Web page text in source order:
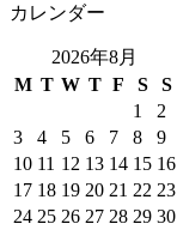
カレンダー
2026年8月
M T W T F S
S
1
2
3
4 5 6 7 8
9
10 11 12 13 14 15 16
17 18 19 20 21 22 23
24 25 26 27 28 29 30